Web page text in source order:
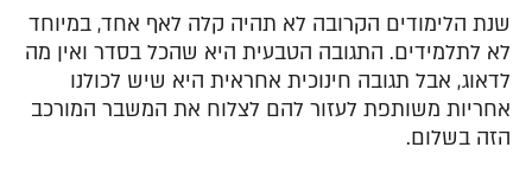
שנת הלימודים הקרובה לא תהיה קלה לאף אחד, במיוחד
לא לתלמידים. התגובה הטבעית היא שהכל בסדר ואין מה
לדאוג, אבל תגובה חינוכית אחראית היא שיש לכולנו
אחריות משותפת לעזור להם לצלוח את המשבר המורכב
הזה בשלום.